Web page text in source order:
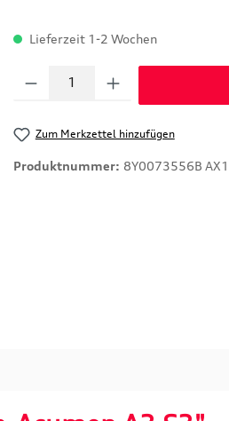
Lieferzeit 1-2 Wochen
Produkt Anzahl: Gib den
Zum Merkzettel hinzufügen
Produktnummer: 8Y0073556B AX1